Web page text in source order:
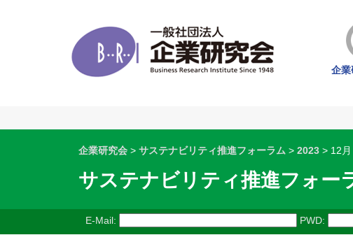
企業
企業研究会 > サステナビリティ推進フォーラム > 2023 > 12月
サステナビリティ推進フォー
E-Mail: PWD: